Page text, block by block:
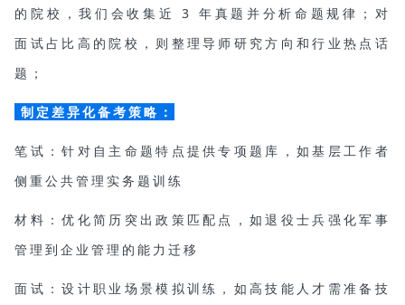
的院校，我们会收集近 3 年真题并分析命题规律；对
面试占比高的院校，则整理导师研究方向和行业热点话
题；
制定差异化备考策略：
笔试：针对自主命题特点提供专项题库，如基层工作者
侧重公共管理实务题训练
材料：优化简历突出政策匹配点，如退役士兵强化军事
管理到企业管理的能力迁移
面试：设计职业场景模拟训练，如高技能人才需准备技